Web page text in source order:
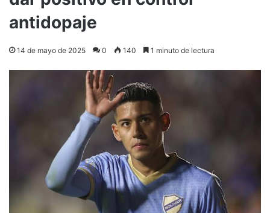
antidopaje
14 de mayo de 2025 0 140 1 minuto de lectura